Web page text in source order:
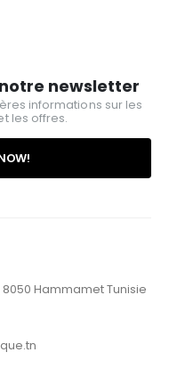
newsletter
informations sur les
les offres.
Hammamet Tunisie